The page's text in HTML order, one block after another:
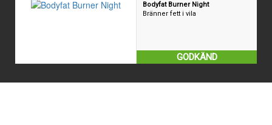
Bodyfat Burner Night
Bränner fett i vila
GODKÄND